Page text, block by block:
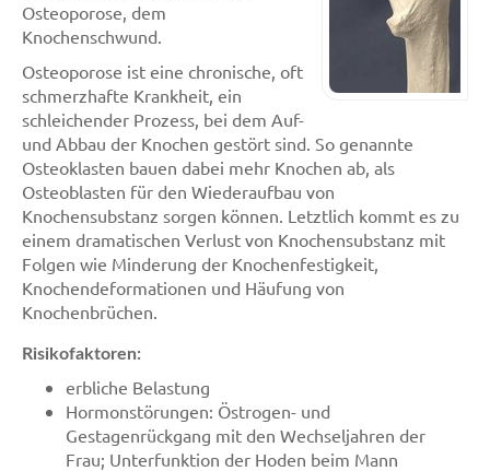
Osteoporose, dem
Knochenschwund.
Osteoporose ist eine chronische, oft
schmerzhafte Krankheit, ein
schleichender Prozess, bei dem Auf-
und Abbau der Knochen gestört sind. So genannte
Osteoklasten bauen dabei mehr Knochen ab, als
Osteoblasten für den Wiederaufbau von
Knochensubstanz sorgen können. Letztlich kommt es zu
einem dramatischen Verlust von Knochensubstanz mit
Folgen wie Minderung der Knochenfestigkeit,
Knochendeformationen und Häufung von
Knochenbrüchen.
Risikofaktoren:
erbliche Belastung
Hormonstörungen: Östrogen- und
Gestagenrückgang mit den Wechseljahren der
Frau; Unterfunktion der Hoden beim Mann